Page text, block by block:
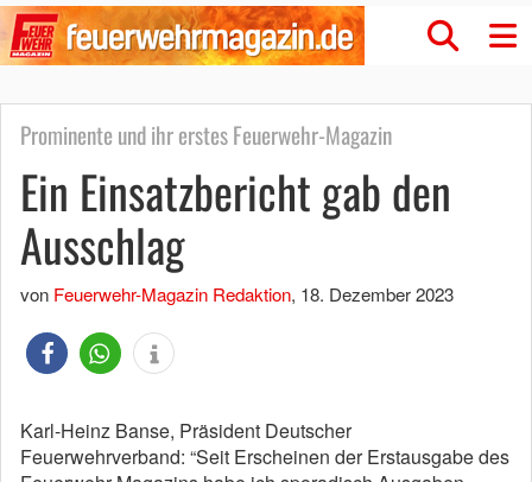
Prominente und ihr erstes Feuerwehr-Magazin
Ein Einsatzbericht gab den
Ausschlag
von Feuerwehr-Magazin Redaktion, 18. Dezember 2023
Karl-Heinz Banse, Präsident Deutscher
Feuerwehrverband: “Seit Erscheinen der Erstausgabe des